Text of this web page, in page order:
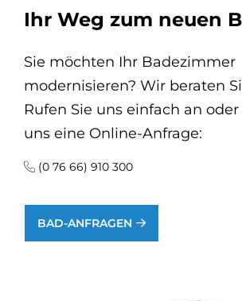
Ihr Weg zum neuen
Sie möchten Ihr Badezimmer
modernisieren? Wir beraten
Rufen Sie uns einfach an
uns eine Online-Anfrage:
(0 76 66) 910 300
BAD-ANFRAGEN